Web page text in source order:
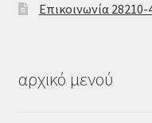
Επικοινωνία
αρχικό μενού